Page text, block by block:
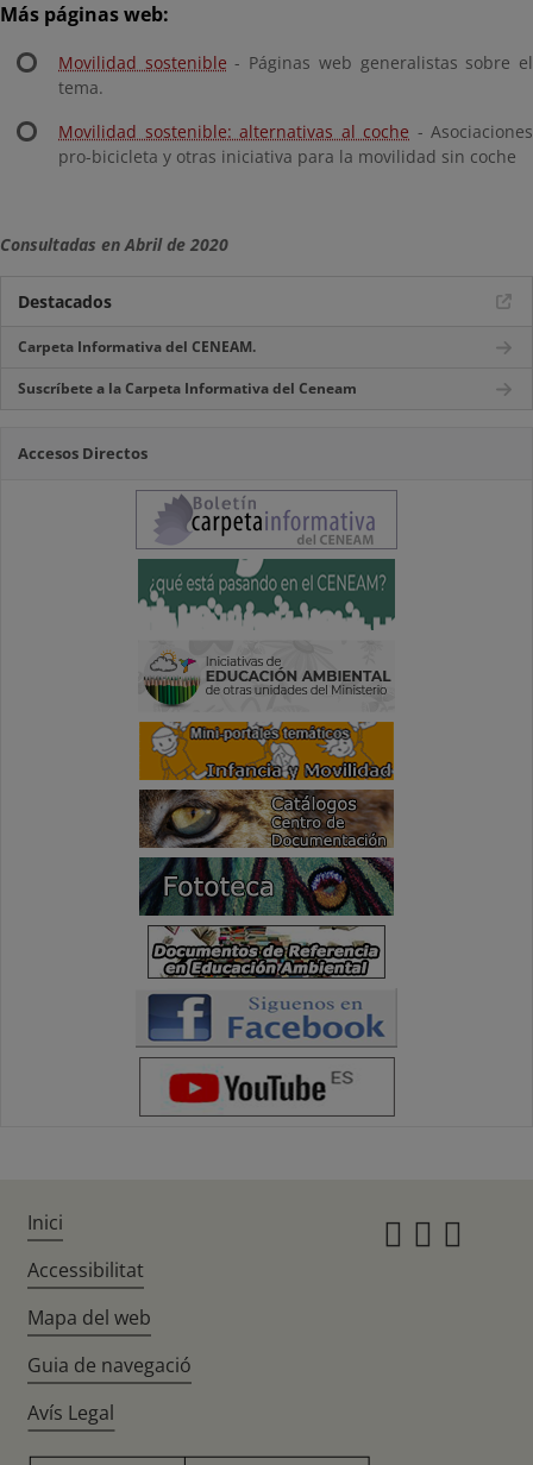
Más páginas web:
Movilidad sostenible - Páginas web generalistas sobre el
tema.
Movilidad sostenible: alternativas al coche - Asociaciones
pro-bicicleta y otras iniciativa para la movilidad sin coche
Consultadas en Abril de 2020
Destacados
Carpeta Informativa del CENEAM.
Suscríbete a la Carpeta Informativa del Ceneam
Accesos Directos
Inici
Accessibilitat
Mapa del web
Guia de navegació
Avís Legal